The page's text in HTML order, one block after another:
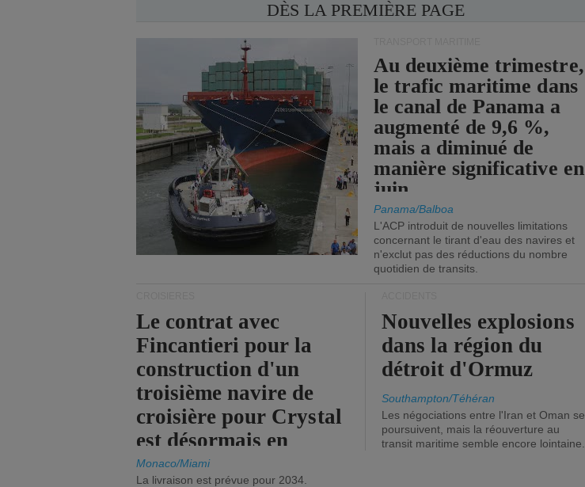
DÈS LA PREMIÈRE PAGE
Au deuxième trimestre,
le trafic maritime dans
le canal de Panama a
augmenté de 9,6 %,
mais a diminué de
manière significative en
juin.
Panama/Balboa
L'ACP introduit de nouvelles limitations
concernant le tirant d'eau des navires et
n'exclut pas des réductions du nombre
quotidien de transits.
Le contrat avec
Fincantieri pour la
construction d'un
troisième navire de
croisière pour Crystal
est désormais en
vigueur.
Monaco/Miami
La livraison est prévue pour 2034.
Nouvelles explosions
dans la région du
détroit d'Ormuz
Southampton/Téhéran
Les négociations entre l'Iran et Oman se
poursuivent, mais la réouverture au
transit maritime semble encore lointaine.